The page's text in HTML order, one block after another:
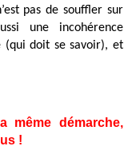
pas de souffler sur
une incohérence
doit se savoir), et
même démarche,
!